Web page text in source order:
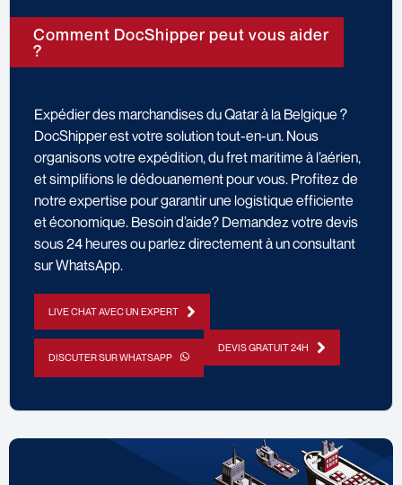
Comment DocShipper peut vous aider
?
Expédier des marchandises du Qatar à la Belgique ?
DocShipper est votre solution tout-en-un. Nous
organisons votre expédition, du fret maritime à l’aérien,
et simplifions le dédouanement pour vous. Profitez de
notre expertise pour garantir une logistique efficiente
et économique. Besoin d’aide? Demandez votre devis
sous 24 heures ou parlez directement à un consultant
sur WhatsApp.
LIVE CHAT AVEC UN EXPERT
DISCUTER SUR WHATSAPP
DEVIS GRATUIT 24H